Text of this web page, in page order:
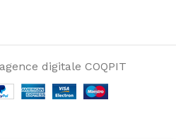
digitale COQPIT